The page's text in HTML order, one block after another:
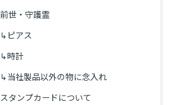
前世・守護霊
↳ピアス
↳時計
↳当社製品以外の物に念入れ
スタンプカードについて